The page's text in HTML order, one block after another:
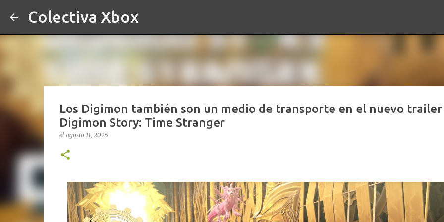
Colectiva Xbox
Los Digimon también son un medio de transporte en el nuevo trailer
Digimon Story: Time Stranger
el agosto 11, 2025